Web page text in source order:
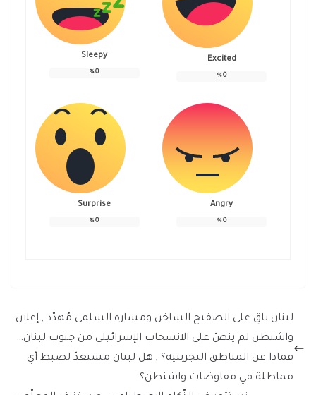
Excited
0
%
Sleepy
0
%
Angry
0
%
Surprise
0
%
لبنان باقِ على الصفيح الساخن ومساره السلمي مُهدّد , إعلان
واشنطن لم ينصّ على الانسحاب الإسرائيلي من جنوب لبنان…
فماذا عن المناطق التجريبية؟ , هل لبنان مستعدّ لضبط أي
مماطلة في مفاوضات واشنطن؟